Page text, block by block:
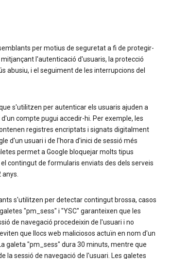
per motius de seguretat a fi de protegir-
l'autenticació d'usuaris, la protecció
abusiu, i el seguiment de les interrupcions del
s'utilitzen per autenticar els usuaris ajuden a
compte pugui accedir-hi. Per exemple, les
registres encriptats i signats digitalment
d'un usuari i de l'hora d'inici de sessió més
permet a Google bloquejar molts tipus
contingut de formularis enviats des dels serveis
anys.
s'utilitzen per detectar contingut brossa, casos
"pm_sess" i "YSC" garanteixen que les
de navegació procedeixin de l'usuari i no
que llocs web maliciosos actuïn en nom d'un
galeta "pm_sess" dura 30 minuts, mentre que
la sessió de navegació de l'usuari. Les galetes